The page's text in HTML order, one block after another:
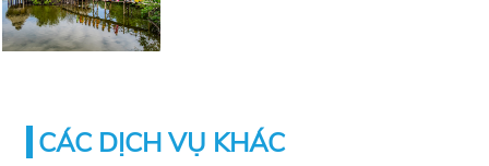
CÁC DỊCH VỤ KHÁC